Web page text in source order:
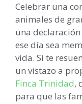
Celebrar una
animales de
una
ese día sea
vida. Si te
un vistazo a
Finca Trinidad,
para que las